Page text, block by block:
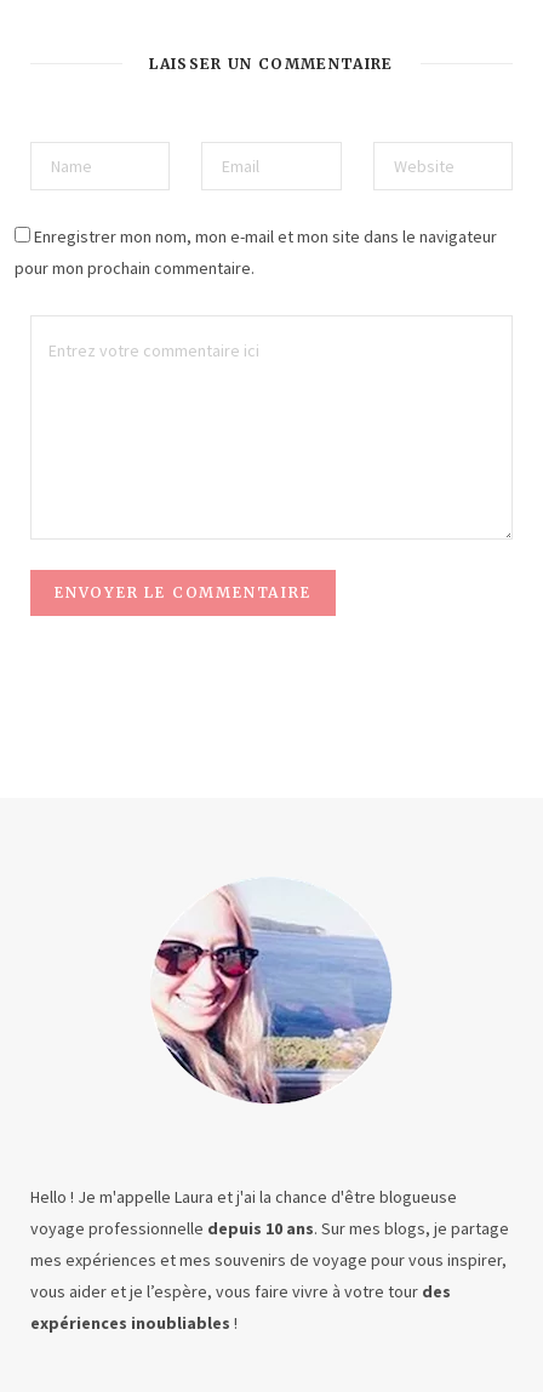
LAISSER UN COMMENTAIRE
Enregistrer mon nom, mon e-mail et mon site dans le navigateur
pour mon prochain commentaire.
Hello ! Je m'appelle Laura et j'ai la chance d'être blogueuse
voyage professionnelle depuis 10 ans. Sur mes blogs, je partage
mes expériences et mes souvenirs de voyage pour vous inspirer,
vous aider et je l’espère, vous faire vivre à votre tour des
expériences inoubliables !